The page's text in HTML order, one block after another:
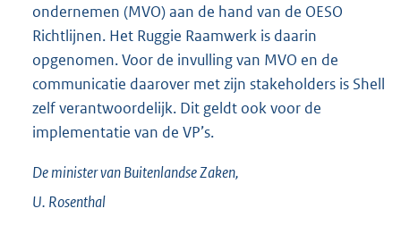
ondernemen (MVO) aan de hand van de OESO
Richtlijnen. Het Ruggie Raamwerk is daarin
opgenomen. Voor de invulling van MVO en de
communicatie daarover met zijn stakeholders is Shell
zelf verantwoordelijk. Dit geldt ook voor de
implementatie van de VP’s.
De minister van Buitenlandse Zaken,
U. Rosenthal